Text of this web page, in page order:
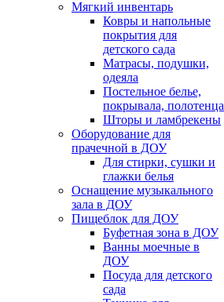
Мягкий инвентарь
Ковры и напольные
покрытия для
детского сада
Матрасы, подушки,
одеяла
Постельное белье,
покрывала, полотенца
Шторы и ламбрекены
Оборудование для
прачечной в ДОУ
Для стирки, сушки и
глажки белья
Оснащение музыкального
зала в ДОУ
Пищеблок для ДОУ
Буфетная зона в ДОУ
Ванны моечные в
ДОУ
Посуда для детского
сада